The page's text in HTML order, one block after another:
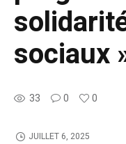
sociaux
33 0 0
JUILLET 6, 2025